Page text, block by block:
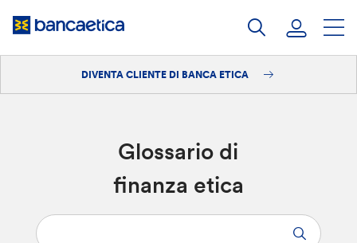
DIVENTA CLIENTE DI BANCA ETICA
Glossario di
finanza etica